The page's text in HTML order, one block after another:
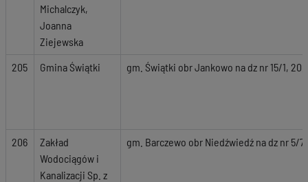
Michalczyk,
Joanna
Ziejewska
205 Gmina Świątki gm. Świątki obr Jankowo na dz nr 15/1, 20,
206
Zakład
Wodociągów i
Kanalizacji Sp. z
gm. Barczewo obr Niedźwiedź na dz nr 5/